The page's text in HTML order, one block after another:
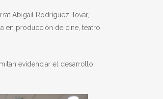
Abigail Rodríguez Tovar,
en producción de cine, teatro
evidenciar el desarrollo